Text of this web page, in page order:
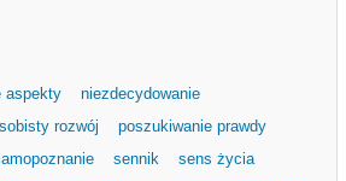
aspekty
niezdecydowanie
rozwój
poszukiwanie prawdy
sennik
sens życia